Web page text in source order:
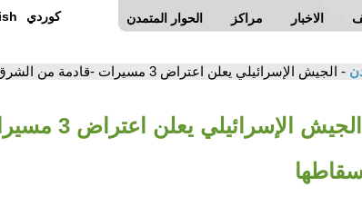
الحوار المتمدن مراكز الاخبار كوردي
- الجيش الإسرائيلي يعلن اعتراض 3 مسيرات -قادمة من الشرق- وإسقاطها
- الجيش